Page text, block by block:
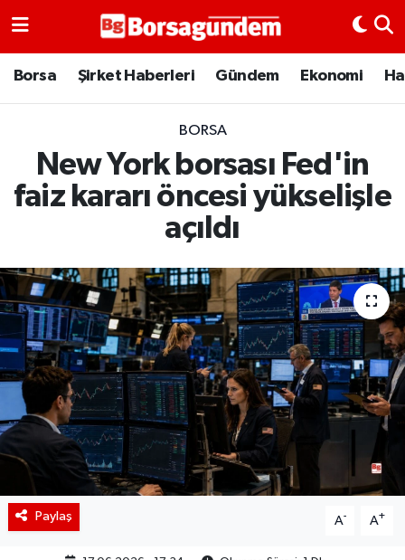
Borsa Şirket Haberleri Gündem Ekonomi
BORSA
New York borsası Fed'in
faiz kararı öncesi yükselişle
açıldı
Paylaş A- A+
Borsa
Emtia
Galeri
Bitcoin
Şirket Haberleri
Borsa Gundem
BIST 100 Isı Haritası
Coin Isı Haritası
Ekonomik Takvim